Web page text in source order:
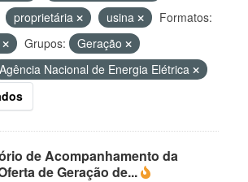
proprietária usina
Formatos:
Grupos:
Geração
Agência Nacional de Energia Elétrica
de Acompanhamento da
de Geração de...